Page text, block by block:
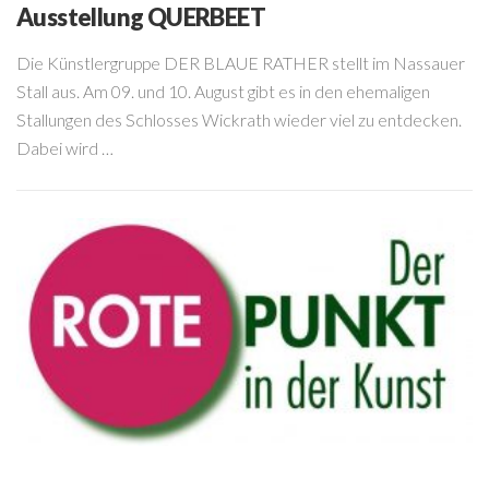
Ausstellung QUERBEET
Die Künstlergruppe DER BLAUE RATHER stellt im Nassauer
Stall aus. Am 09. und 10. August gibt es in den ehemaligen
Stallungen des Schlosses Wickrath wieder viel zu entdecken.
Dabei wird …